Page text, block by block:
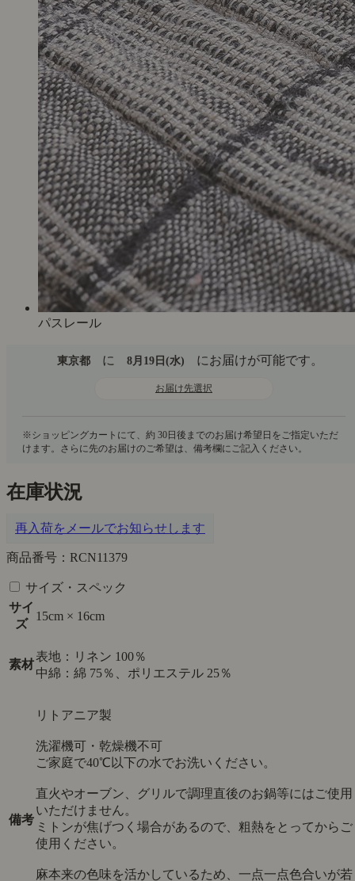
パスレール
東京都 に 8月19日(水) にお届けが可能です。
お届け先選択
在庫状況
再入荷をメールでお知らせします
商品番号：RCN11379
サイズ・スペック
サイ
ズ
15cm × 16cm
素材
表地：リネン 100％
中綿：綿 75％、ポリエステル 25％
備考
リトアニア製
洗濯機可・乾燥機不可
ご家庭で40℃以下の水でお洗いください。
直火やオーブン、グリルで調理直後のお鍋等にはご使用
いただけません。
ミトンが焦げつく場合があるので、粗熱をとってからご
使用ください。
麻本来の色味を活かしているため、一点一点色合いが若